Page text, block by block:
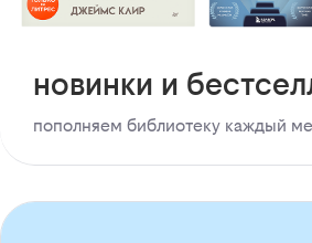
новинки и
пополняем библиотеку каждый